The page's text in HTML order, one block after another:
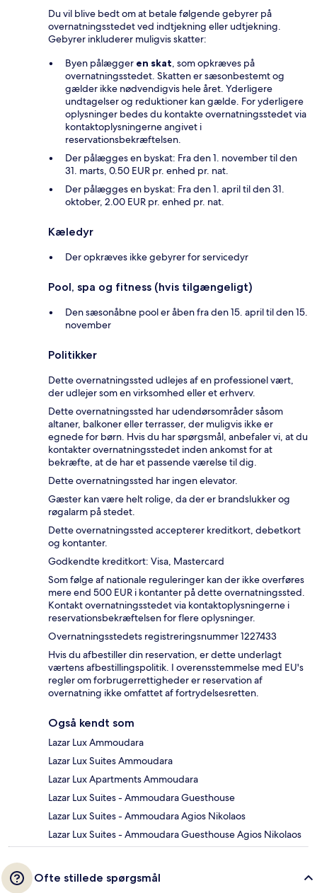
Du vil blive bedt om at betale følgende gebyrer på
overnatningsstedet ved indtjekning eller udtjekning.
Gebyrer inkluderer muligvis skatter:
Byen pålægger en skat, som opkræves på
overnatningsstedet. Skatten er sæsonbestemt og
gælder ikke nødvendigvis hele året. Yderligere
undtagelser og reduktioner kan gælde. For yderligere
oplysninger bedes du kontakte overnatningsstedet via
kontaktoplysningerne angivet i
reservationsbekræftelsen.
Der pålægges en byskat: Fra den 1. november til den
31. marts, 0.50 EUR pr. enhed pr. nat.
Der pålægges en byskat: Fra den 1. april til den 31.
oktober, 2.00 EUR pr. enhed pr. nat.
Kæledyr
Der opkræves ikke gebyrer for servicedyr
Pool, spa og fitness (hvis tilgængeligt)
Den sæsonåbne pool er åben fra den 15. april til den 15.
november
Politikker
Dette overnatningssted udlejes af en professionel vært,
der udlejer som en virksomhed eller et erhverv.
Dette overnatningssted har udendørsområder såsom
altaner, balkoner eller terrasser, der muligvis ikke er
egnede for børn. Hvis du har spørgsmål, anbefaler vi, at du
kontakter overnatningsstedet inden ankomst for at
bekræfte, at de har et passende værelse til dig.
Dette overnatningssted har ingen elevator.
Gæster kan være helt rolige, da der er brandslukker og
røgalarm på stedet.
Dette overnatningssted accepterer kreditkort, debetkort
og kontanter.
Godkendte kreditkort: Visa, Mastercard
Som følge af nationale reguleringer kan der ikke overføres
mere end 500 EUR i kontanter på dette overnatningssted.
Kontakt overnatningsstedet via kontaktoplysningerne i
reservationsbekræftelsen for flere oplysninger.
Overnatningsstedets registreringsnummer 1227433
Hvis du afbestiller din reservation, er dette underlagt
værtens afbestillingspolitik. I overensstemmelse med EU's
regler om forbrugerrettigheder er reservation af
overnatning ikke omfattet af fortrydelsesretten.
Også kendt som
Lazar Lux Ammoudara
Lazar Lux Suites Ammoudara
Lazar Lux Apartments Ammoudara
Lazar Lux Suites - Ammoudara Guesthouse
Lazar Lux Suites - Ammoudara Agios Nikolaos
Lazar Lux Suites - Ammoudara Guesthouse Agios Nikolaos
Ofte stillede spørgsmål